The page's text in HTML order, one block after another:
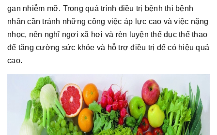
gan nhiễm mỡ. Trong quá trình điều trị bệnh thì bệnh
nhân cần tránh những công việc áp lực cao và việc nặng
nhọc, nên nghĩ ngơi xã hơi và rèn luyện thể dục thể thao
để tăng cường sức khỏe và hỗ trợ điều trị để có hiệu quả
cao.